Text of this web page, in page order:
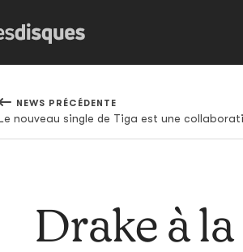
NEWS PRÉCÉDENTE
Drake à